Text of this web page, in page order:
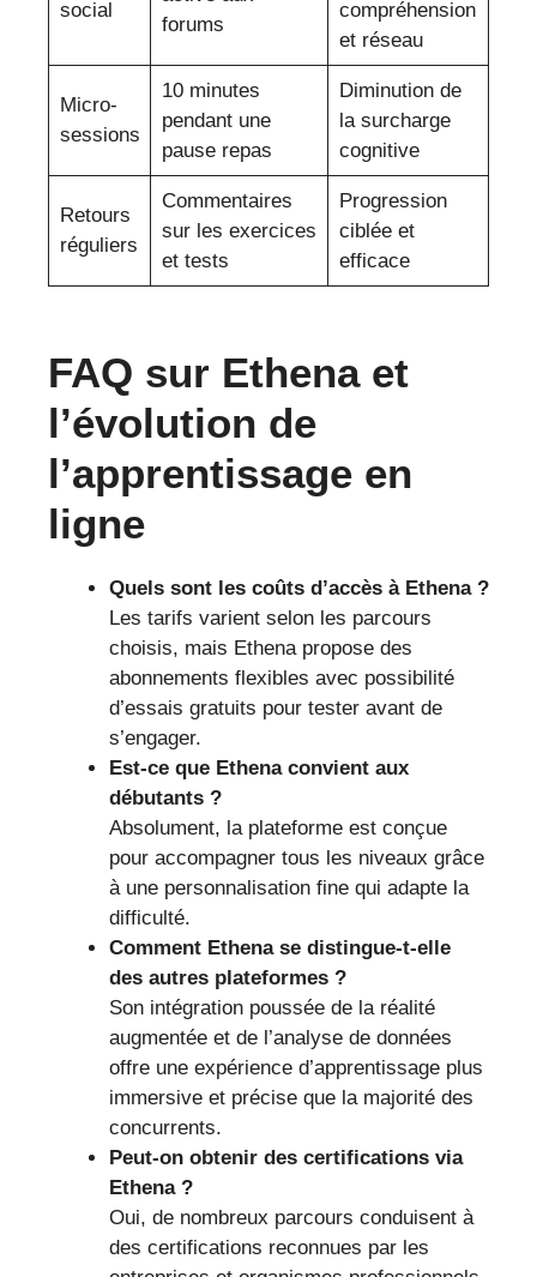
social
forums
compréhension
et réseau
Micro-
sessions
10 minutes
pendant une
pause repas
Diminution de
la surcharge
cognitive
Retours
réguliers
Commentaires
sur les exercices
et tests
Progression
ciblée et
efficace
FAQ sur Ethena et
l’évolution de
l’apprentissage en
ligne
Quels sont les coûts d’accès à Ethena ?
Les tarifs varient selon les parcours
choisis, mais Ethena propose des
abonnements flexibles avec possibilité
d’essais gratuits pour tester avant de
s’engager.
Est-ce que Ethena convient aux
débutants ?
Absolument, la plateforme est conçue
pour accompagner tous les niveaux grâce
à une personnalisation fine qui adapte la
difficulté.
Comment Ethena se distingue-t-elle
des autres plateformes ?
Son intégration poussée de la réalité
augmentée et de l’analyse de données
offre une expérience d’apprentissage plus
immersive et précise que la majorité des
concurrents.
Peut-on obtenir des certifications via
Ethena ?
Oui, de nombreux parcours conduisent à
des certifications reconnues par les